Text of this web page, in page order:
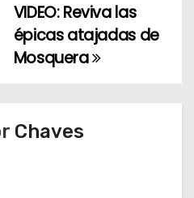
VIDEO: Reviva las
épicas atajadas de
Mosquera
Chaves